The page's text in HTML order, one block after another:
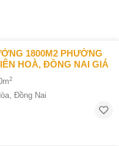
HOÀ, ĐỒNG NAI GIÁ
2
, Đồng Nai